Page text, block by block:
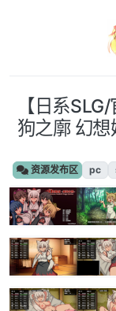
【日系
狗之廓 幻
资源发布区 pc